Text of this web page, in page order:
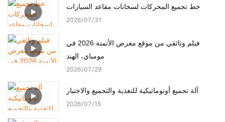
خط تجميع المحركات لسخانات مقاعد السيارات
2026 07 31
فيلم وثائقي من موقع معرض الأتمتة 2026 في
مومباي، الهند
2026 07 29
آلة تجميع أوتوماتيكية للتغذية والتجميع والاختبار
2026 07 15